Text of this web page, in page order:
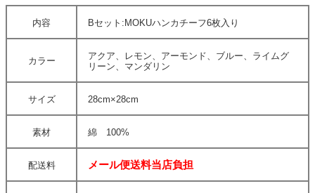
内容 Bセット:MOKUハンカチーフ6枚入り
カラー
アクア、レモン、アーモンド、ブルー、ライムグ
リーン、マンダリン
サイズ 28cm×28cm
素材 綿 100%
配送料 メール便送料当店負担